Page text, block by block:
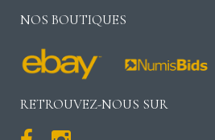
NOS BOUTIQUES
RETROUVEZ-NOUS SUR